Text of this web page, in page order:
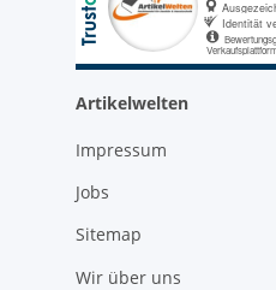
Artikelwelten
Impressum
Jobs
Sitemap
Wir über uns